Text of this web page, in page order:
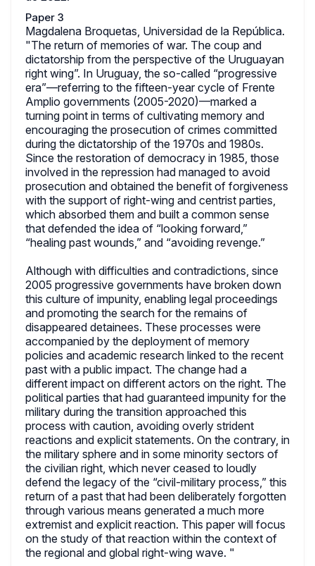
Paper 3
Magdalena Broquetas, Universidad de la República.
"The return of memories of war. The coup and
dictatorship from the perspective of the Uruguayan
right wing”. In Uruguay, the so-called “progressive
era”—referring to the fifteen-year cycle of Frente
Amplio governments (2005-2020)—marked a
turning point in terms of cultivating memory and
encouraging the prosecution of crimes committed
during the dictatorship of the 1970s and 1980s.
Since the restoration of democracy in 1985, those
involved in the repression had managed to avoid
prosecution and obtained the benefit of forgiveness
with the support of right-wing and centrist parties,
which absorbed them and built a common sense
that defended the idea of “looking forward,”
“healing past wounds,” and “avoiding revenge.”
Although with difficulties and contradictions, since
2005 progressive governments have broken down
this culture of impunity, enabling legal proceedings
and promoting the search for the remains of
disappeared detainees. These processes were
accompanied by the deployment of memory
policies and academic research linked to the recent
past with a public impact. The change had a
different impact on different actors on the right. The
political parties that had guaranteed impunity for the
military during the transition approached this
process with caution, avoiding overly strident
reactions and explicit statements. On the contrary, in
the military sphere and in some minority sectors of
the civilian right, which never ceased to loudly
defend the legacy of the “civil-military process,” this
return of a past that had been deliberately forgotten
through various means generated a much more
extremist and explicit reaction. This paper will focus
on the study of that reaction within the context of
the regional and global right-wing wave. "